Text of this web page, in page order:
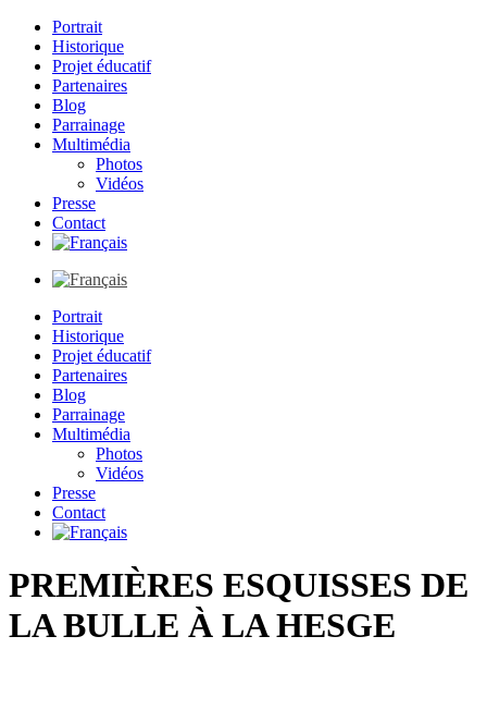
Portrait
Historique
Projet éducatif
Partenaires
Blog
Parrainage
Multimédia
Photos
Vidéos
Presse
Contact
Portrait
Historique
Projet éducatif
Partenaires
Blog
Parrainage
Multimédia
Photos
Vidéos
Presse
Contact
PREMIÈRES ESQUISSES DE
LA BULLE À LA HESGE